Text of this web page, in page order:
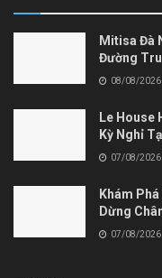
Mitisa Đà
Đường
08/08/2026
Le House
Kỳ Nghỉ
07/08/2026
Khám
Dừng
07/08/2026